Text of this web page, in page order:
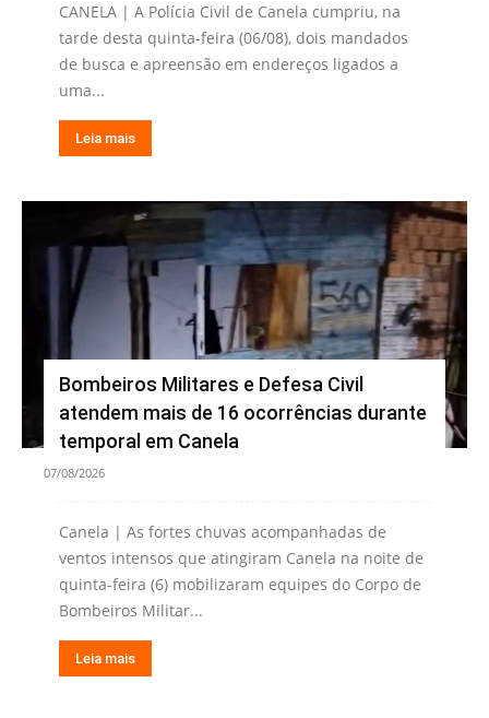
CANELA | A Polícia Civil de Canela cumpriu, na
tarde desta quinta-feira (06/08), dois mandados
de busca e apreensão em endereços ligados a
uma...
Leia mais
Bombeiros Militares e Defesa Civil
atendem mais de 16 ocorrências durante
temporal em Canela
07/08/2026
Canela | As fortes chuvas acompanhadas de
ventos intensos que atingiram Canela na noite de
quinta-feira (6) mobilizaram equipes do Corpo de
Bombeiros Militar...
Leia mais